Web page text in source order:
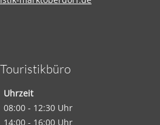
Uhrzeit
08:00 - 12:30 Uhr
14:00 - 16:00 Uhr